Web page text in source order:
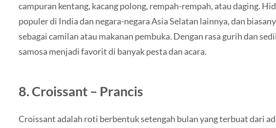
campuran kentang, kacang polong, rempah-rempah, atau daging.
populer di India dan negara-negara Asia Selatan lainnya, dan
sebagai camilan atau makanan pembuka. Dengan rasa gurih dan
samosa menjadi favorit di banyak pesta dan acara.
8. Croissant – Prancis
Croissant adalah roti berbentuk setengah bulan yang terbuat dari